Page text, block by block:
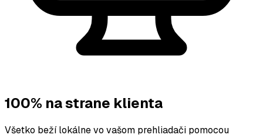
100% na strane klienta
Všetko beží lokálne vo vašom prehliadači pomocou